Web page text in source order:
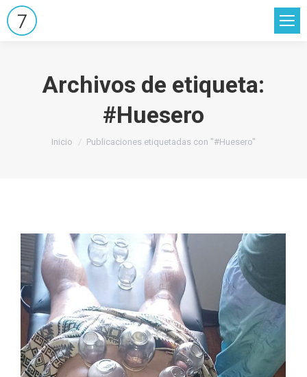
Archivos de etiqueta:
#Huesero
Estás aquí:
Inicio Publicaciones etiquetadas con "#Huesero"